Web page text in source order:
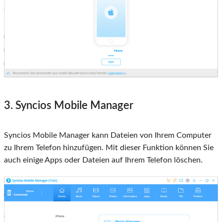
3. Syncios Mobile Manager
Syncios Mobile Manager kann Dateien von Ihrem Computer
zu Ihrem Telefon hinzufügen. Mit dieser Funktion können Sie
auch einige Apps oder Dateien auf Ihrem Telefon löschen.